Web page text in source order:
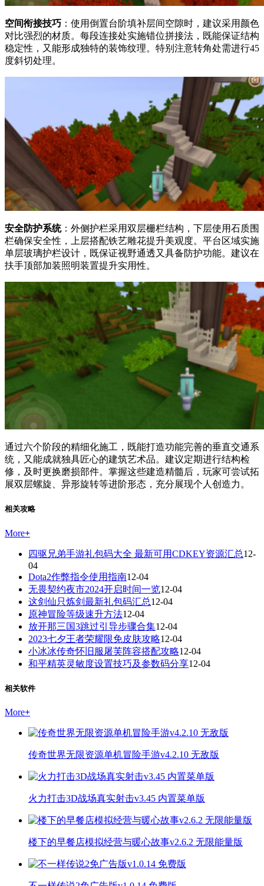
空间衔接技巧 ：使用倒置台阶填补层间空隙时，建议采用颜色
对比强烈的材质。每段连接处实施错位拼接法，既能保证结构
稳定性，又能形成独特的装饰纹理。特别注意转角处需进行45
度斜切处理。
安全防护系统：外侧护栏采用双层栅栏结构，下层使用石质围
栏确保安全性，上层搭配铁艺雕花提升美观度。平台区域实施
单层玻璃护栏设计，既保证视野通透又具备防护功能。建议在
扶手顶部加装照明装置提升实用性。
通过六个阶段的精细化施工，既能打造功能完善的垂直交通系
统，又能成就独具匠心的建筑艺术品。建议定期进行结构检
修，及时更换磨损部件。掌握这些建造精髓后，玩家可尝试拓
展双层螺旋、异形旋转等进阶形态，充分展现个人创造力。
相关攻略
More+
四驱兄弟手游礼包码大全 最新可用CDKEY资源汇总12-
04
Dota2作弊指令使用指南12-04
无畏契约夜市2024开启时间一览12-04
这剑仙只炼剑最新礼包码汇总12-04
原神冒险等级速升方法12-04
放开那三国3跳过引导步骤合集12-04
2023七夕王者荣耀限免皮肤攻略12-04
小冰冰传奇怀旧服屠芙阵容搭配攻略12-04
和平精英灵敏度设置技巧及参数码分享12-04
相关软件
More+
传奇世界无限资源单机冒险手游v4.2.10 无敌版
火力打击3D战场真实射击v3.45 内置菜单版
楼下的早餐店模拟经营与暖心故事v2.6.2 无限能量版